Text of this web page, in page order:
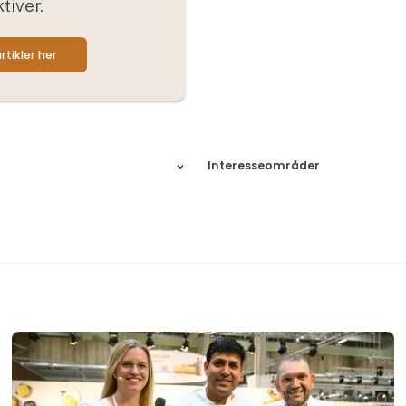
her
Interesseområder